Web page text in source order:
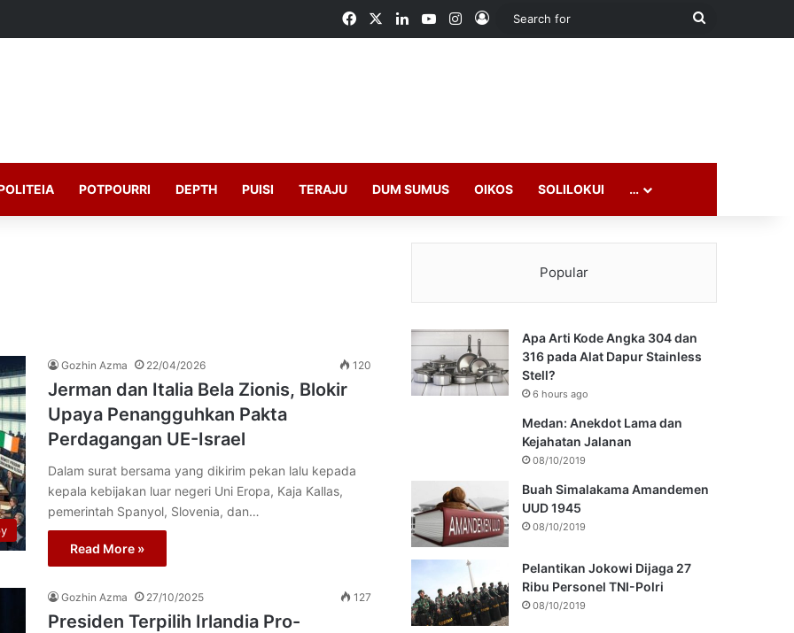
FacebookLinkedInYouTubeInstagram
Log In
Search
POTPOURRI DEPTH PUISI TERAJU DUM SUMUS OIKOS SOLILOKUI …
Gozhin Azma 22/04/2026 120
Jerman dan Italia Bela Zionis, Blokir
Upaya Penangguhkan Pakta
Perdagangan UE-Israel
Dalam surat bersama yang dikirim pekan lalu kepada
kepala kebijakan luar negeri Uni Eropa, Kaja Kallas,
pemerintah Spanyol, Slovenia, dan…
Read More »
Gozhin Azma 27/10/2025 127
Presiden Terpilih Irlandia Pro-
Popular
Apa Arti Kode Angka 304 dan
316 pada Alat Dapur Stainless
Stell?
6 hours ago
Medan: Anekdot Lama dan
Kejahatan Jalanan
08/10/2019
Buah Simalakama Amandemen
UUD 1945
08/10/2019
Pelantikan Jokowi Dijaga 27
Ribu Personel TNI-Polri
08/10/2019